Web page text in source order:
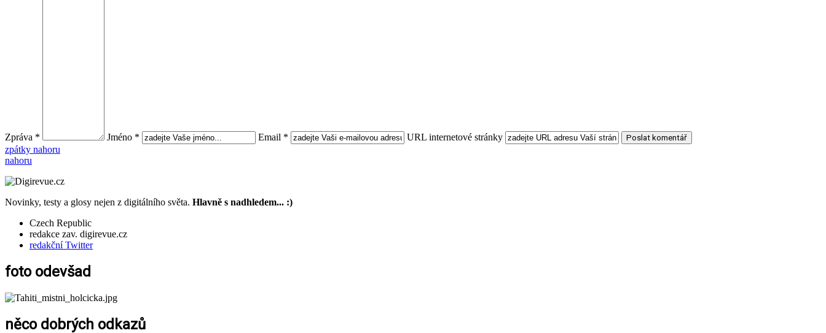
Zpráva * Jméno * Email *
URL internetové stránky
zpátky nahoru
nahoru
Novinky, testy a glosy nejen z digitálního světa. Hlavně s nadhledem... :)
Czech Republic
redakce zav. digirevue.cz
redakční Twitter
foto odevšad
něco dobrých odkazů